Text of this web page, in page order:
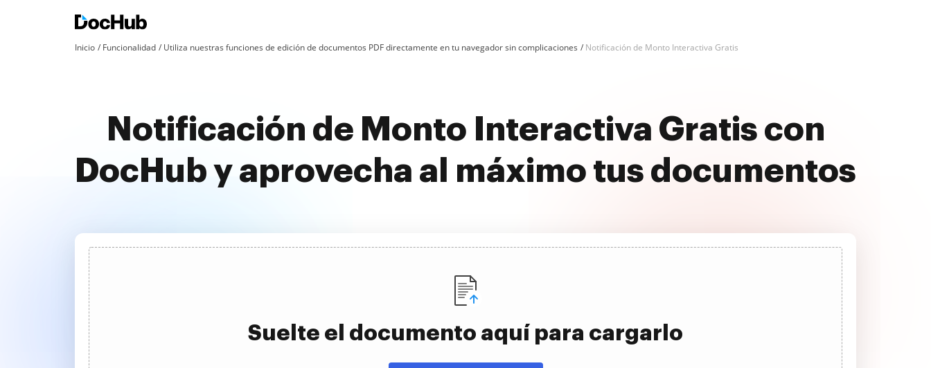
Inicio Funcionalidad Utiliza nuestras funciones de edición de documentos PDF directamente en tu navegador sin complicaciones Notificación de Monto Interactiva Gratis
Notificación de Monto Interactiva Gratis con
DocHub y aprovecha al máximo tus documentos
Suelte el documento aquí para cargarlo